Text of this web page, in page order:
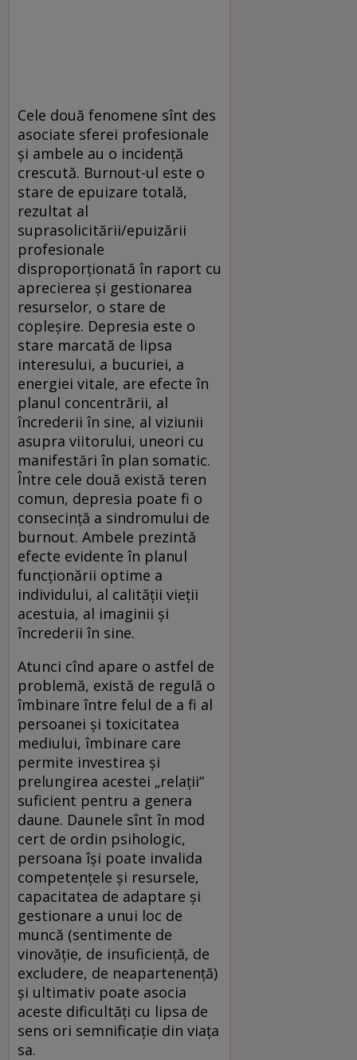
Cele două fenomene sînt des
asociate sferei profesionale
și ambele au o incidență
crescută. Burnout-ul este o
stare de epuizare totală,
rezultat al
suprasolicitării/epuizării
profesionale
disproporționată în raport cu
aprecierea și gestionarea
resurselor, o stare de
copleșire. Depresia este o
stare marcată de lipsa
interesului, a bucuriei, a
energiei vitale, are efecte în
planul concentrării, al
încrederii în sine, al viziunii
asupra viitorului, uneori cu
manifestări în plan somatic.
Între cele două există teren
comun, depresia poate fi o
consecință a sindromului de
burnout. Ambele prezintă
efecte evidente în planul
funcționării optime a
individului, al calității vieții
acestuia, al imaginii și
încrederii în sine.
Atunci cînd apare o astfel de
problemă, există de regulă o
îmbinare între felul de a fi al
persoanei și toxicitatea
mediului, îmbinare care
permite investirea și
prelungirea acestei „relații“
suficient pentru a genera
daune. Daunele sînt în mod
cert de ordin psihologic,
persoana își poate invalida
competențele și resursele,
capacitatea de adaptare și
gestionare a unui loc de
muncă (sentimente de
vinovăție, de insuficiență, de
excludere, de neapartenență)
și ultimativ poate asocia
aceste dificultăți cu lipsa de
sens ori semnificație din viața
sa.